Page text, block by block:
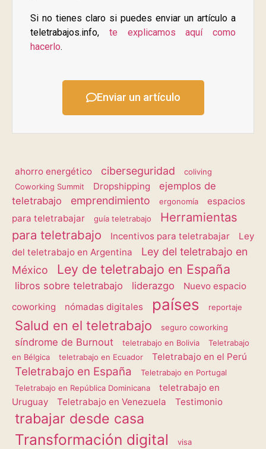
Si no tienes claro si puedes enviar un artículo a
teletrabajos.info, te explicamos aquí como
hacerlo.
Enviar un artículo
ahorro energético ciberseguridad
coliving
Coworking Summit
Dropshipping
ejemplos de
teletrabajo
emprendimiento ergonomía
espacios
para teletrabajar
guía teletrabajo
Herramientas
para teletrabajo
Incentivos para teletrabajar
Ley
del teletrabajo en Argentina
Ley del teletrabajo en
México
Ley de teletrabajo en España
libros sobre teletrabajo liderazgo
Nuevo espacio
coworking
nómadas digitales países reportaje
Salud en el teletrabajo seguro coworking
síndrome de Burnout teletrabajo en Bolivia
Teletrabajo
en Bélgica
teletrabajo en Ecuador Teletrabajo en el Perú
Teletrabajo en España
Teletrabajo en Portugal
Teletrabajo en República Dominicana
teletrabajo en
Uruguay
Teletrabajo en Venezuela Testimonio
trabajar desde casa
Transformación digital visa